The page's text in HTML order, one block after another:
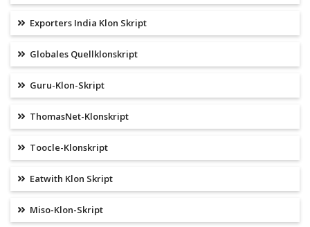
Exporters India Klon Skript
Globales Quellklonskript
Guru-Klon-Skript
ThomasNet-Klonskript
Toocle-Klonskript
Eatwith Klon Skript
Miso-Klon-Skript